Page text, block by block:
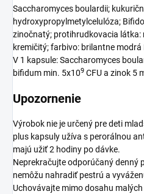
Saccharomyces boulardii;
hydroxypropylmetylcelulóza;
zinočnatý; protihrudkovacia látka:
kremičitý; farbivo: brilantne modrá
V 1 kapsule: Saccharomyces
bifidum min. 5x109 CFU a zinok 5
Upozornenie
Výrobok nie je určený pre deti
plus kapsuly užíva s perorálnou
majú užiť 2 hodiny po dávke.
Neprekračujte odporúčaný denný
nemôžu nahradiť pestrú a
Uchovávajte mimo dosahu